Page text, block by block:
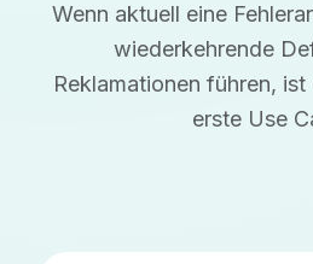
Wenn aktuell eine
wiederkehrende
Reklamationen führen,
erste Use